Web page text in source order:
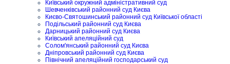
Київський окружний адміністративний суд
Шевченківський районний суд Києва
Києво-Святошинський районний суд Київської області
Подільський районний суд Києва
Дарницький районний суд Києва
Київський апеляційний суд
Солом'янський районний суд Києва
Дніпровський районний суд Києва
Північний апеляційний господарський суд